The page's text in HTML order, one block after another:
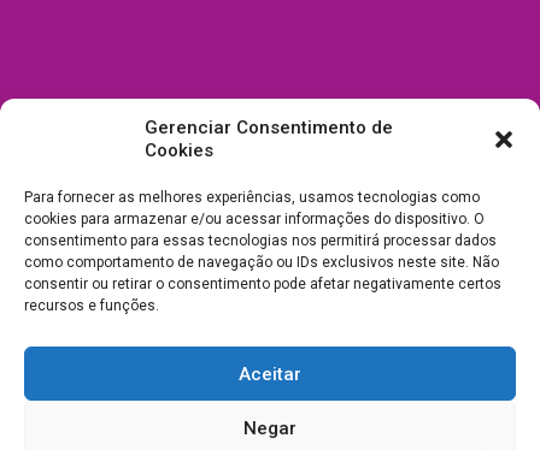
Gerenciar Consentimento de
Cookies
Para fornecer as melhores experiências, usamos tecnologias como
cookies para armazenar e/ou acessar informações do dispositivo. O
consentimento para essas tecnologias nos permitirá processar dados
como comportamento de navegação ou IDs exclusivos neste site. Não
consentir ou retirar o consentimento pode afetar negativamente certos
recursos e funções.
Aceitar
Negar
03.238.240/0001-39 -Desenvolvimento e Suporte